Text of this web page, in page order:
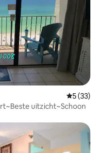
5 (33)
uitzicht~Schoon